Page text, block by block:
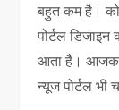
बहुत कम है।
पोर्टल
आता है।
न्यूज पोर्टल